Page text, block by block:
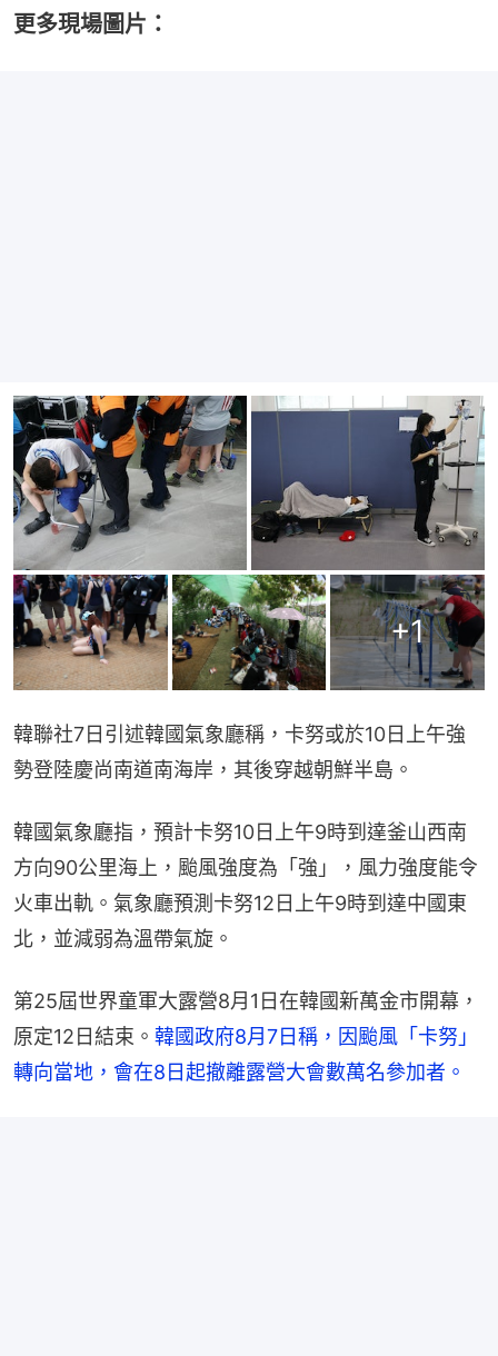
更多現場圖片：
+1
韓聯社7日引述韓國氣象廳稱，卡努或於10日上午強
勢登陸慶尚南道南海岸，其後穿越朝鮮半島。
韓國氣象廳指，預計卡努10日上午9時到達釜山西南
方向90公里海上，颱風強度為「強」，風力強度能令
火車出軌。氣象廳預測卡努12日上午9時到達中國東
北，並減弱為溫帶氣旋。
第25屆世界童軍大露營8月1日在韓國新萬金市開幕，
原定12日結束。 韓國政府8月7日稱，因颱風「卡努」
轉向當地，會在8日起撤離露營大會數萬名參加者。